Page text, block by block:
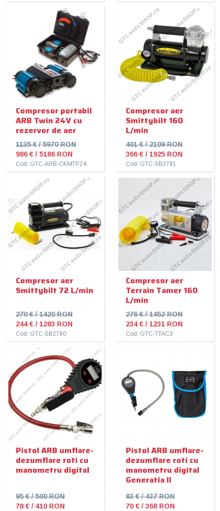
Compresor portabil
ARB Twin 24V cu
rezervor de aer
1135 € / 5970 RON
986 € / 5186 RON
Cod: GTC-ARB-CKMTP24
Compresor aer
Smittybilt 160
L/min
401 € / 2109 RON
366 € / 1925 RON
Cod: GTC-SB2781
Compresor aer
Smittybilt 72 L/min
270 € / 1420 RON
244 € / 1283 RON
Cod: GTC-SB2780
Compresor aer
Terrain Tamer 160
L/min
276 € / 1452 RON
234 € / 1231 RON
Cod: GTC-TTAC3
Pistol ARB umflare-
dezumflare roti cu
manometru digital
95 € / 500 RON
78 € / 410 RON
Pistol ARB umflare-
dezumflare roti cu
manometru digital
Generatia II
83 € / 437 RON
70 € / 368 RON